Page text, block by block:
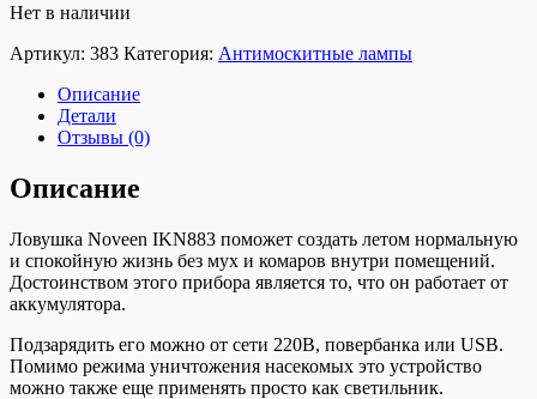
Нет в наличии
Артикул: 383 Категория: Антимоскитные лампы
Описание
Детали
Отзывы (0)
Описание
Ловушка Noveen IKN883 поможет создать летом нормальную
и спокойную жизнь без мух и комаров внутри помещений.
Достоинством этого прибора является то, что он работает от
аккумулятора.
Подзарядить его можно от сети 220В, повербанка или USB.
Помимо режима уничтожения насекомых это устройство
можно также еще применять просто как светильник.